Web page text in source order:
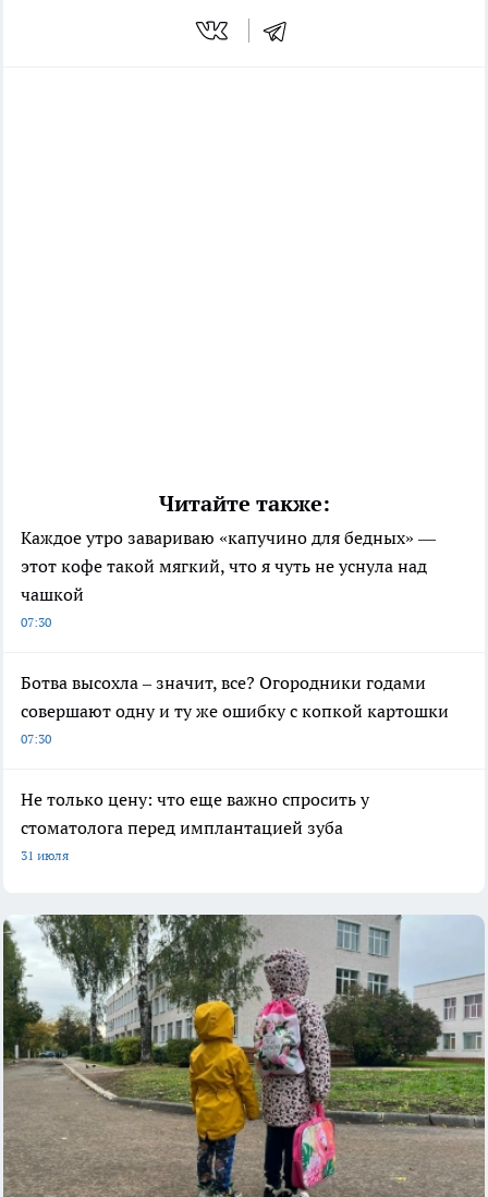
Читайте также:
Каждое утро завариваю «капучино для бедных» —
этот кофе такой мягкий, что я чуть не уснула над
чашкой
07:30
Ботва высохла – значит, все? Огородники годами
совершают одну и ту же ошибку с копкой картошки
07:30
Не только цену: что еще важно спросить у
стоматолога перед имплантацией зуба
31 июля